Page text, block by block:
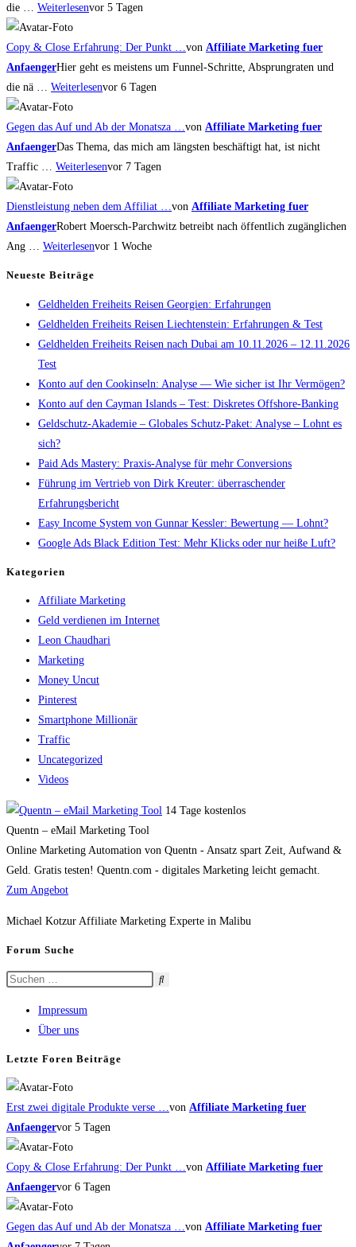
die … Weiterlesenvor 5 Tagen
Copy & Close Erfahrung: Der Punkt … von Affiliate Marketing fuer
AnfaengerHier geht es meistens um Funnel-Schritte, Absprungraten und
die nä … Weiterlesenvor 6 Tagen
Gegen das Auf und Ab der Monatsza … von Affiliate Marketing fuer
AnfaengerDas Thema, das mich am längsten beschäftigt hat, ist nicht
Traffic … Weiterlesenvor 7 Tagen
Dienstleistung neben dem Affiliat … von Affiliate Marketing fuer
AnfaengerRobert Moersch-Parchwitz betreibt nach öffentlich zugänglichen
Ang … Weiterlesenvor 1 Woche
Neueste Beiträge
Geldhelden Freiheits Reisen Georgien: Erfahrungen
Geldhelden Freiheits Reisen Liechtenstein: Erfahrungen & Test
Geldhelden Freiheits Reisen nach Dubai am 10.11.2026 – 12.11.2026
Test
Konto auf den Cookinseln: Analyse — Wie sicher ist Ihr Vermögen?
Konto auf den Cayman Islands – Test: Diskretes Offshore-Banking
Geldschutz-Akademie – Globales Schutz-Paket: Analyse – Lohnt es
sich?
Paid Ads Mastery: Praxis-Analyse für mehr Conversions
Führung im Vertrieb von Dirk Kreuter: überraschender
Erfahrungsbericht
Easy Income System von Gunnar Kessler: Bewertung — Lohnt?
Google Ads Black Edition Test: Mehr Klicks oder nur heiße Luft?
Kategorien
Affiliate Marketing
Geld verdienen im Internet
Leon Chaudhari
Marketing
Money Uncut
Pinterest
Smartphone Millionär
Traffic
Uncategorized
Videos
14 Tage kostenlos
Quentn – eMail Marketing Tool
Online Marketing Automation von Quentn - Ansatz spart Zeit, Aufwand &
Geld. Gratis testen! Quentn.com - digitales Marketing leicht gemacht.
Zum Angebot
Michael Kotzur Affiliate Marketing Experte in Malibu
Forum Suche
Impressum
Über uns
Letzte Foren Beiträge
Erst zwei digitale Produkte verse …von Affiliate Marketing fuer
Anfaengervor 5 Tagen
Copy & Close Erfahrung: Der Punkt …von Affiliate Marketing fuer
Anfaengervor 6 Tagen
Gegen das Auf und Ab der Monatsza …von Affiliate Marketing fuer